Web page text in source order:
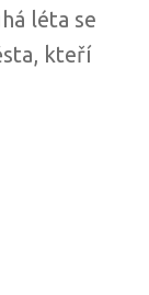
léta se
kteří